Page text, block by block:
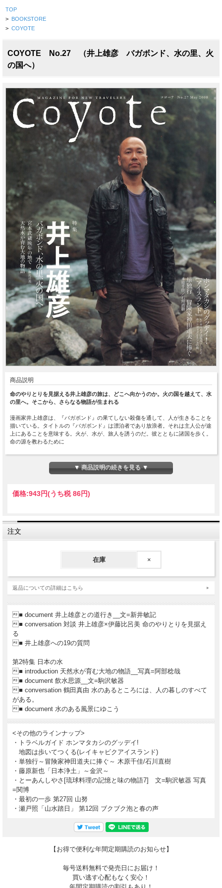
TOP
> BOOKSTORE
> COYOTE
COYOTE No.27 （井上雄彦 バガボンド、水の里、火
の国へ）
商品説明
命のやりとりを見据える井上雄彦の旅は、どこへ向かうのか。火の国を越えて、水
の里へ。そこから、さらなる物語が生まれる
漫画家井上雄彦は、『バガボンド』の果てしない殺傷を通して、人が生きることを
描いている。タイトルの『バガボンド』は漂泊者であり放浪者。それは主人公が途
上にあることを意味する。火が、水が、旅人を誘うのだ。彼とともに諸国を歩く。
命の源を教わるために
▼ 商品説明の続きを見る ▼
価格:943円(うち税 86円)
注文
在庫 ×
返品についての詳細はこちら
■ document 井上雄彦との道行き__文=新井敏記
■ conversation 対談 井上雄彦×伊藤比呂美 命のやりとりを見据え
る
■ 井上雄彦への19の質問
第2特集 日本の水
■ introduction 天然水が育む大地の物語__写真=阿部稔哉
■ document 飲水思源__文=駒沢敏器
■ conversation 鶴田真由 水のあるところには、人の暮しのすべて
がある。
■ document 水のある風景にゆこう
<その他のラインナップ>
・トラベルガイド ホンマタカシのグッデイ!
地図は歩いてつくる(レイキャビクアイスランド)
・単独行～冒険家神田道夫に捧ぐ～ 木原千佳/石川直樹
・藤原新也「日本浄土」～金沢～
・とーあんしやさ[琉球料理の記憶と味の物語7] 文=駒沢敏器 写真
=関博
・最初の一歩 第27回 山努
・瀬戸照「山水踏日」 第12回 ブクブク泡と春の声
【お得で便利な年間定期購読のお知らせ】
毎号送料無料で発売日にお届け！
買い逃す心配もなく安心！